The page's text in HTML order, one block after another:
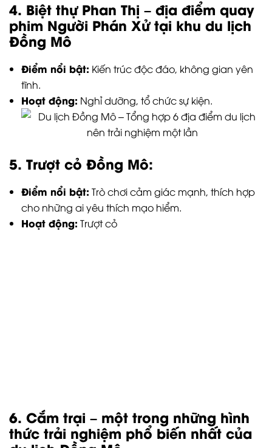
5. Trượt cỏ Đồng Mô:
Điểm nổi bật:
Hoạt động:Trượt cỏ
6. Cắm trại – một trong những hình
thức trải nghiệm phổ biến nhất của
du lịch Đồng Mô
Điểm nổi bật: Trải nghiệm sống gần gũi với thiên
nhiên; vị trí đắc địa nằm ngay bên hồ Đồng Mô;
không gian rộng rãi; tiện nghi đầy đủ
máy, ô tô hoặc xe khách.
Chuẩn bị đồ dùng:Nón, kính râm, kem chống